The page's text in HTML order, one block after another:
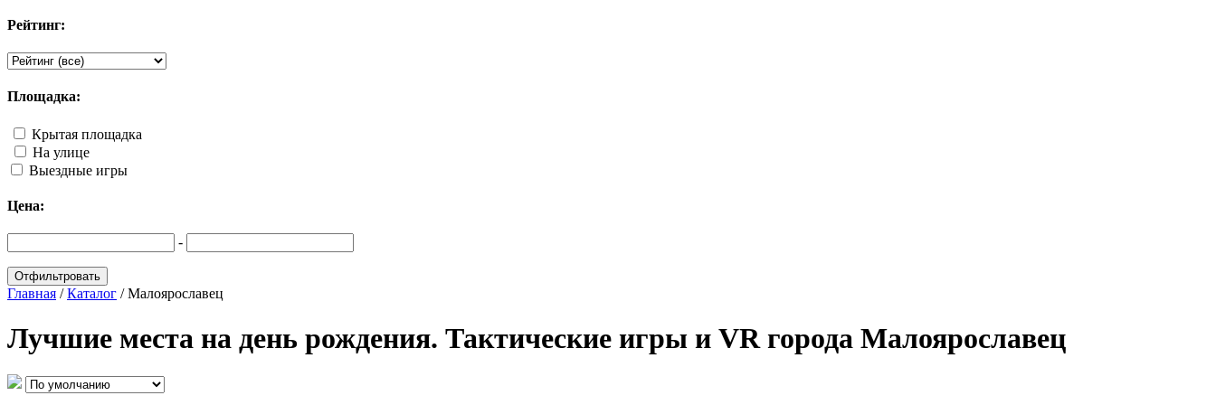
Рейтинг:
Площадка:
Крытая площадка
На улице
Выездные игры
Цена:
-
Главная /Каталог /Малоярославец
Лучшие места на день рождения. Тактические игры и VR города Малоярославец